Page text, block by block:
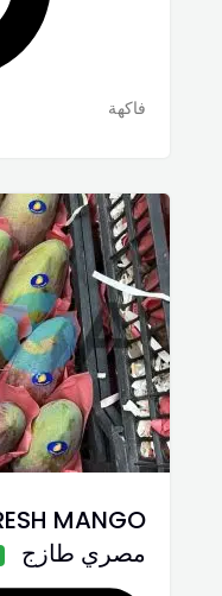
فاكهة
مصري طازج